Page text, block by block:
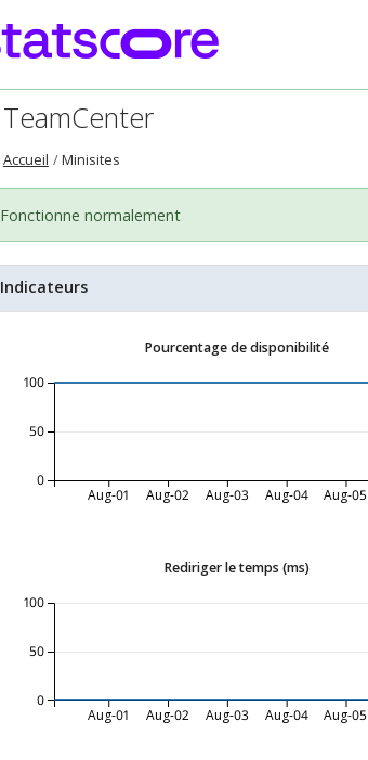
TeamCenter
Accueil Minisites
Fonctionne normalement
Indicateurs
Pourcentage de disponibilité
Aug-01 Aug-02 Aug-03 Aug-04 Aug-05
0
50
100
Rediriger le temps (ms)
Aug-01 Aug-02 Aug-03 Aug-04 Aug-05
0
50
100